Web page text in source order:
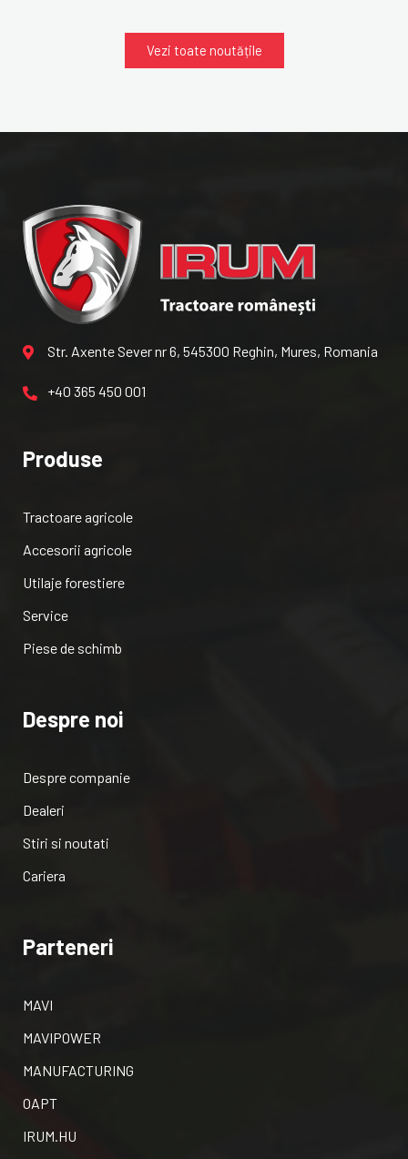
Vezi toate noutățile
Str. Axente Sever nr 6, 545300 Reghin, Mures, Romania
+40 365 450 001
Produse
Tractoare agricole
Accesorii agricole
Utilaje forestiere
Service
Piese de schimb
Despre noi
Despre companie
Dealeri
Stiri si noutati
Cariera
Parteneri
MAVI
MAVIPOWER
MANUFACTURING
OAPT
IRUM.HU